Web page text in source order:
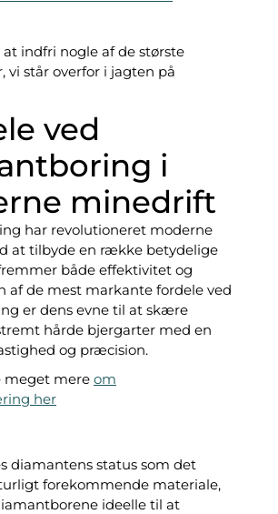
indfri nogle af de største
vi står overfor i jagten på
ved
i
minedrift
har revolutioneret moderne
at tilbyde en række betydelige
både effektivitet og
af de mest markante fordele ved
er dens evne til at skære
hårde bjergarter med en
og præcision.
meget mere om
her
diamantens status som det
forekommende materiale,
ideelle til at